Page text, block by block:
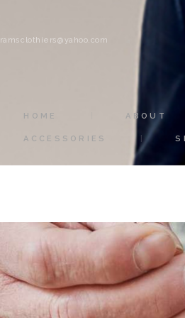
ramsclothiers@yahoo.com
HOME ABOUT
ACCESSORIES